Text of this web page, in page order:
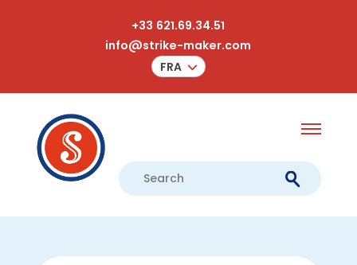
+33 621.69.34.51
info@strike-maker.com
FRA